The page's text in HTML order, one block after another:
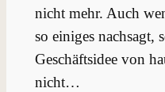
nicht mehr. Auch
so einiges nachsagt,
Geschäftsidee von
nicht…